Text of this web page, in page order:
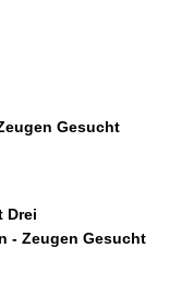
Gesucht
Drei
- Zeugen Gesucht